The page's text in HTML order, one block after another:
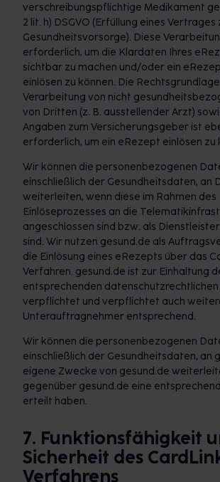
verschreibungspflichtige Medikament
2 lit. h) DSGVO (Erfüllung eines Vertrages
Gesundheitsvorsorge). Diese
erforderlich, um die Klardaten Ihres
sichtbar zu machen und/oder ein
einlösen zu können. Die
Verarbeitung von nicht
von Dritten (z. B. ausstellender Arzt)
Angaben zum Versicherungsgeber ist
erforderlich, um ein eRezept einlösen zu
Wir können die personenbezogenen
einschließlich der Gesundheitsdaten, an
weiterleiten, wenn diese im Rahmen des
Einlöseprozesses an die
angeschlossen sind bzw. als
sind. Wir nutzen gesund.de als
die Einlösung eines eRezepts über das
Verfahren. gesund.de ist zur Einhaltung
entsprechenden
verpflichtet und verpflichtet auch
Unterauftragnehmer entsprechend.
Wir können die personenbezogenen
einschließlich der Gesundheitsdaten, an
eigene Zwecke von gesund.de
gegenüber gesund.de eine
erteilt haben.
7. Funktionsfähigkeit
Sicherheit des
Verfahrens